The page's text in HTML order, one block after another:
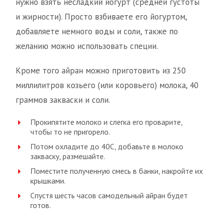
и жирности). Просто взбиваете его йогуртом,
добавляете немного воды и соли, также по
желанию можно использовать специи.
Кроме того айран можно приготовить из 250
миллилитров козьего (или коровьего) молока, 40
граммов закваски и соли.
Прокипятите молоко и слегка его проварите,
чтобы то не пригорело.
Потом охладите до 40С, добавьте в молоко
закваску, размешайте.
Поместите полученную смесь в банки, накройте их
крышками.
Спустя шесть часов самодельный айран будет
готов.